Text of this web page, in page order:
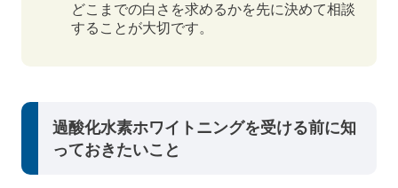
どこまでの白さを求めるかを先に決めて相談
することが大切です。
過酸化水素ホワイトニングを受ける前に知
っておきたいこと